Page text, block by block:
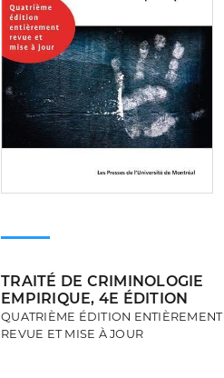
TRAITÉ DE CRIMINOLOGIE
EMPIRIQUE, 4E ÉDITION
QUATRIÈME ÉDITION ENTIÈREMENT
REVUE ET MISE À JOUR